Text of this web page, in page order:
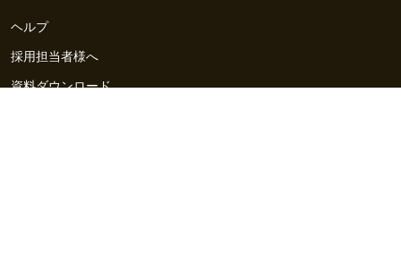
ヘルプ
採用担当者様へ
資料ダウンロード